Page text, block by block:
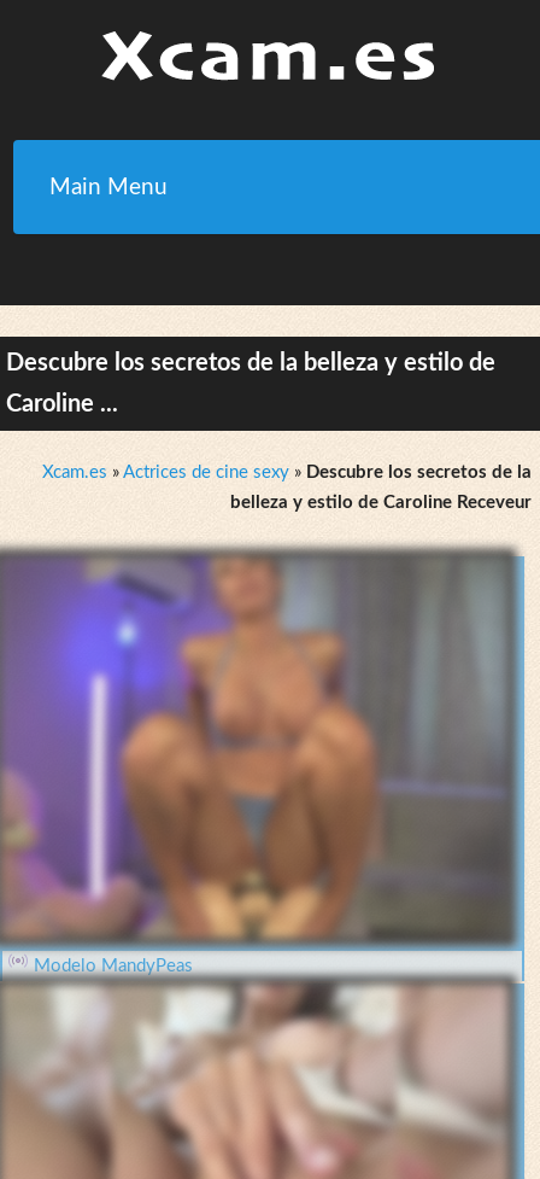
Main Menu
Descubre los secretos de la belleza y estilo de
Caroline ...
Xcam.es » Actrices de cine sexy » Descubre los secretos de la
belleza y estilo de Caroline Receveur
Modelo MandyPeas